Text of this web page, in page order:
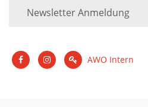
Newsletter Anmeldung
AWO Intern